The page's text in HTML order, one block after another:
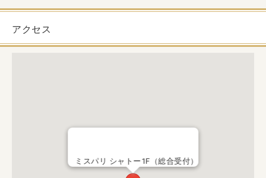
アクセス
ミスパリ シャトー1F（総合受付）